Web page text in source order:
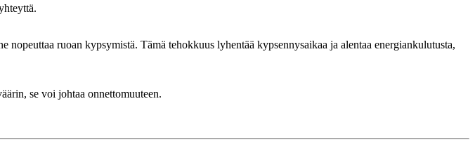
ruoan kypsymistä. Tämä tehokkuus lyhentää kypsennysaikaa ja alentaa energiankulutusta,
se voi johtaa onnettomuuteen.